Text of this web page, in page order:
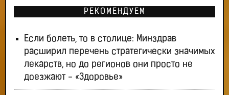
РЕКОМЕНДУЕМ
Если болеть, то в столице: Минздрав
расширил перечень стратегически значимых
лекарств, но до регионов они просто не
доезжают - «Здоровье»